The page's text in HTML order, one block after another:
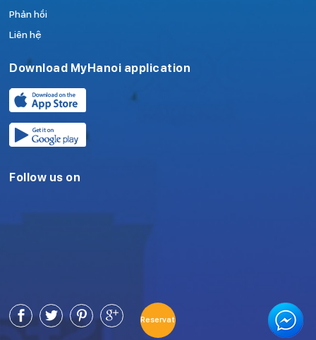
Reservation
Phản hồi
Liên hệ
Download MyHanoi application
Follow us on